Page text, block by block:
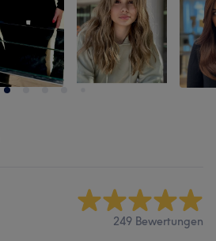
249 Bewertungen